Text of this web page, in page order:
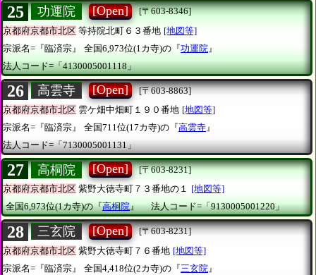
25 功運院 [Open]
[〒603-8346]
京都府京都市北区 等持院北町６３番地 [地図等]
宗派名=『臨済宗』
全国6,973位(1カ寺)の『功運院 』
法人コード=「4130005001118」
26 高雲寺 [Open]
[〒603-8863]
京都府京都市北区 雲ケ畑中畑町１９０番地 [地図等]
宗派名=『臨済宗』
全国711位(17カ寺)の『高雲寺 』
法人コード=「7130005001131」
27 高桐院 [Open]
[〒603-8231]
京都府京都市北区 紫野大徳寺町７３番地の１ [地図等]
全国6,973位(1カ寺)の『高桐院』 法人コード=「9130005001220」
28 三玄院 [Open]
[〒603-8231]
京都府京都市北区 紫野大徳寺町７６番地 [地図等]
宗派名=『臨済宗』
全国4,418位(2カ寺)の『三玄院 』